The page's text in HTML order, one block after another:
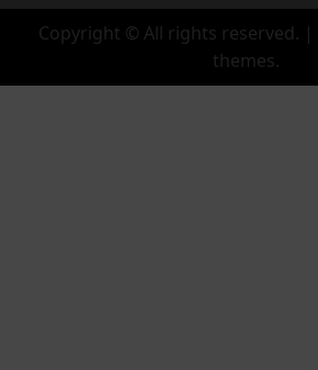
Copyright © All rights reserved. |
themes.